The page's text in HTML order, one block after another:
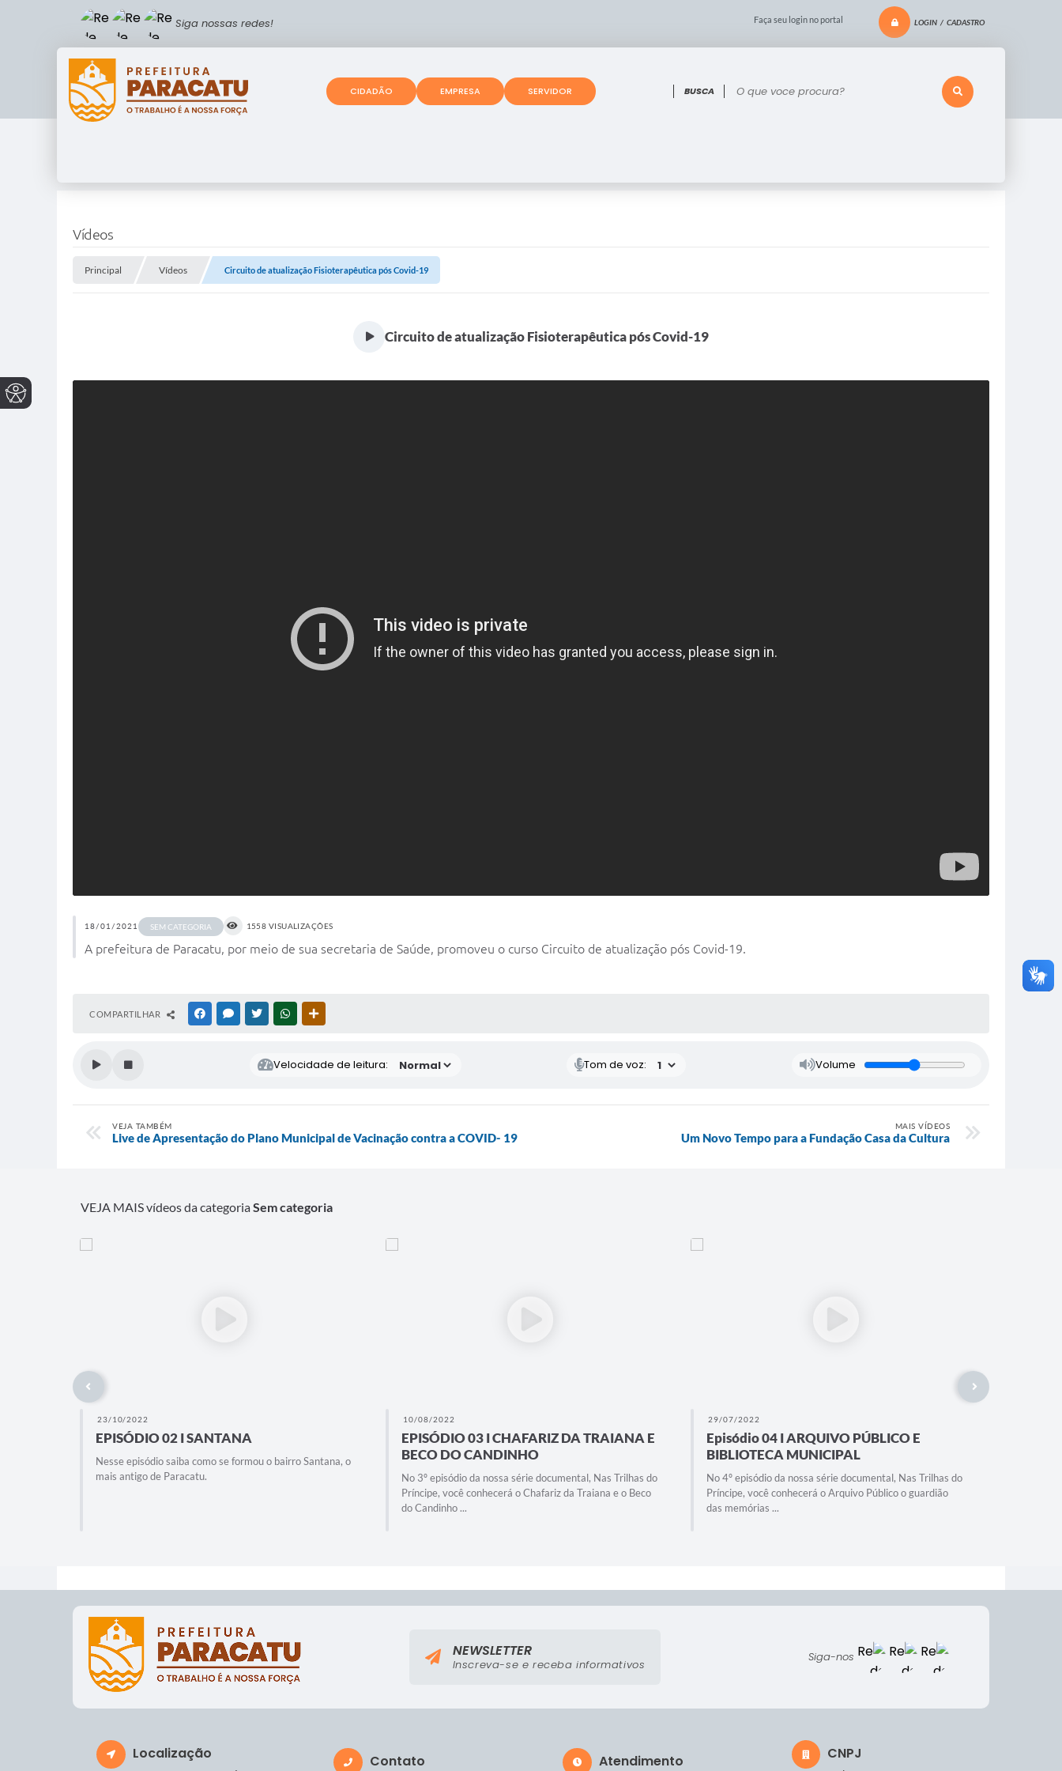
Faça seu login no portal LOGIN / CADASTRO
O que voce procura?
Siga nossas redes!
CIDADÃO EMPRESA SERVIDOR
Vídeos
Principal Vídeos Circuito de atualização Fisioterapêutica pós Covid-19
Circuito de atualização Fisioterapêutica pós Covid-19
18/01/2021 SEM CATEGORIA 1558 VISUALIZAÇÕES
A prefeitura de Paracatu, por meio de sua secretaria de Saúde, promoveu o curso Circuito de atualização pós Covid-19.
COMPARTILHAR FACEBOOKMESSENGER
TWITTERWHATSAPP
Velocidade de leitura: Tom de voz: Volume
VEJA TAMBÉM
Live de Apresentação do Plano Municipal de Vacinação contra a COVID- 19
MAIS VÍDEOS
Um Novo Tempo para a Fundação Casa da Cultura
VEJA MAIS vídeos da categoriaSem categoria
23/10/2022
EPISÓDIO 02 I SANTANA
Nesse episódio saiba como se formou o bairro Santana, o
mais antigo de Paracatu.
10/08/2022
EPISÓDIO 03 I CHAFARIZ DA TRAIANA E
BECO DO CANDINHO
No 3º episódio da nossa série documental, Nas Trilhas do
Príncipe, você conhecerá o Chafariz da Traiana e o Beco
do Candinho ...
29/07/2022
Episódio 04 I ARQUIVO PÚBLICO E
BIBLIOTECA MUNICIPAL
No 4º episódio da nossa série documental, Nas Trilhas do
Príncipe, você conhecerá o Arquivo Público o guardião
das memórias ...
Siga-nos
Localização Contato Atendimento CNPJ
NEWSLETTER
Inscreva-se e receba informativos